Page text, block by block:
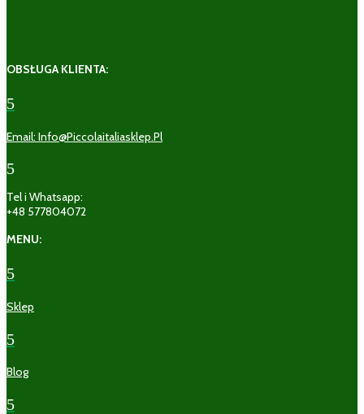
OBSŁUGA KLIENTA:
5
Email: Info@piccolaitaliasklep.pl
5
Tel i Whatsapp:
+48 577804072
MENU:
5
Sklep
5
Blog
5